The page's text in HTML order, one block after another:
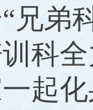
兄弟
科
起